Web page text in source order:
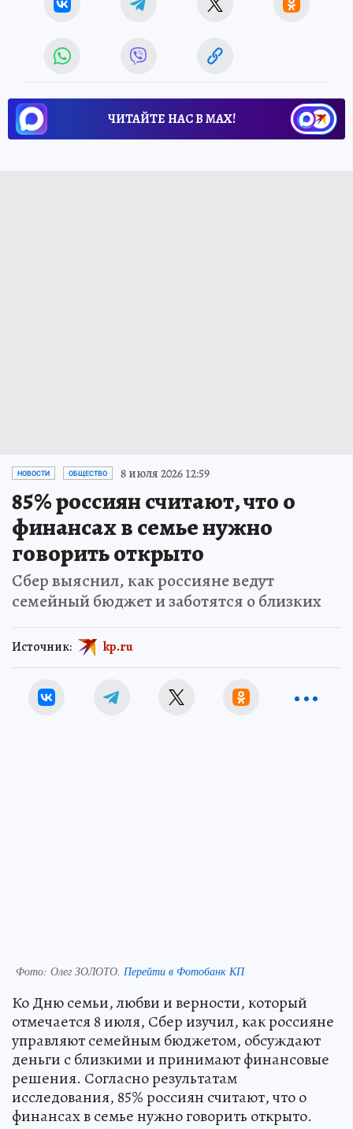
ЧИТАЙТЕ НАС В МАХ!
НОВОСТИ ОБЩЕСТВО 8 июля 2026 12:59
85% россиян считают, что о
финансах в семье нужно
говорить открыто
Сбер выяснил, как россияне ведут
семейный бюджет и заботятся о близких
Источник: kp.ru
Фото: Олег ЗОЛОТО. Перейти в Фотобанк КП
Ко Дню семьи, любви и верности, который
отмечается 8 июля, Сбер изучил, как россияне
управляют семейным бюджетом, обсуждают
деньги с близкими и принимают финансовые
решения. Согласно результатам
исследования, 85% россиян считают, что о
финансах в семье нужно говорить открыто.